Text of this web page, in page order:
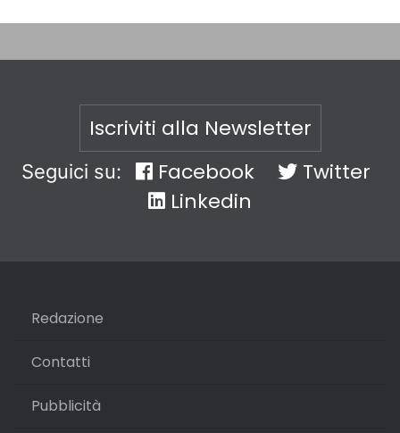
Iscriviti alla Newsletter
Seguici su: Facebook
Twitter
Linkedin
Redazione
Contatti
Pubblicità